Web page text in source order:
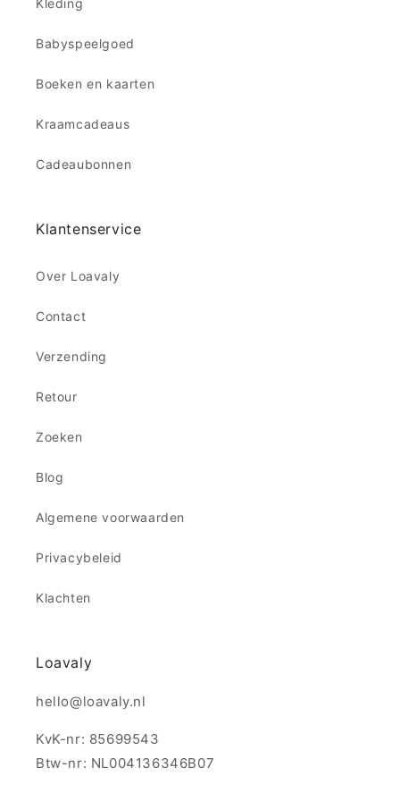
Kleding
Babyspeelgoed
Boeken en kaarten
Kraamcadeaus
Cadeaubonnen
Klantenservice
Over Loavaly
Contact
Verzending
Retour
Zoeken
Blog
Algemene voorwaarden
Privacybeleid
Klachten
Loavaly
hello@loavaly.nl
KvK-nr: 85699543
Btw-nr: NL004136346B07